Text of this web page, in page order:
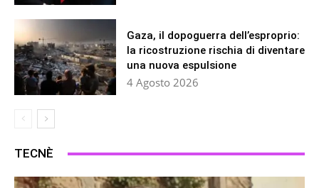
Gaza, il dopoguerra dell’esproprio:
la ricostruzione rischia di diventare
una nuova espulsione
4 Agosto 2026
TECNÈ